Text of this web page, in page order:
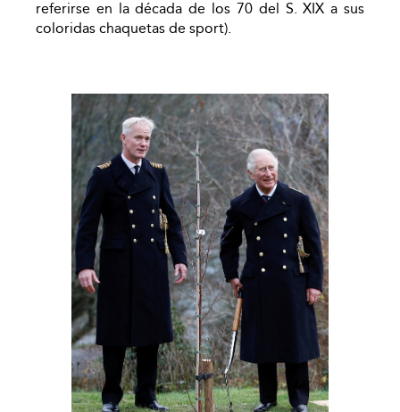
referirse en la década de los 70 del S. XIX a sus
coloridas chaquetas de sport).